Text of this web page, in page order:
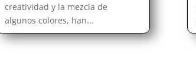
creatividad y la mezcla de
algunos colores, han...